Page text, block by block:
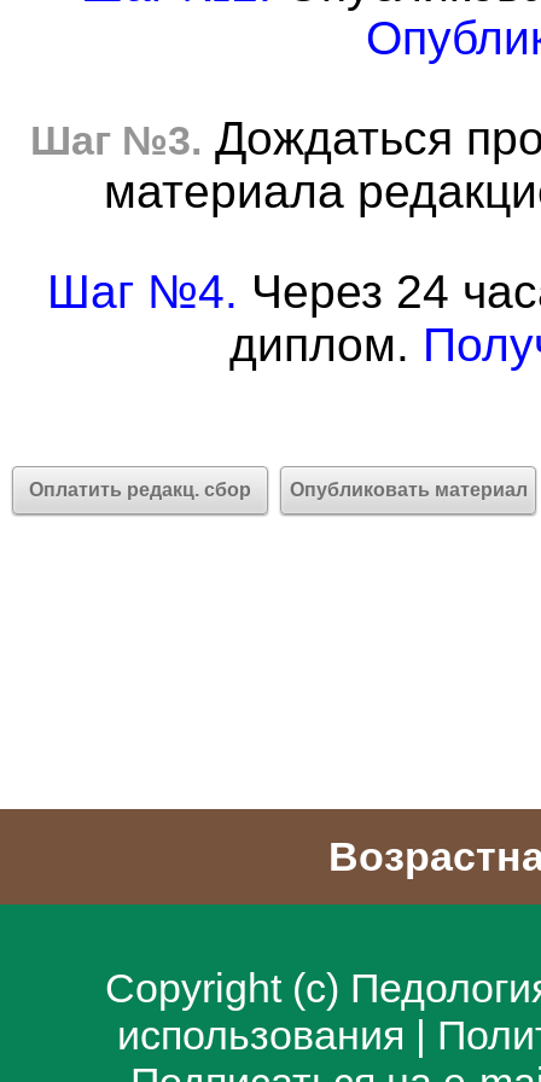
Шаг №3. Дождаться
материала
Шаг №4. Через 24
диплом.
Оплатить редакц. сбор Опубликовать материал
Copyright (c)
использования |